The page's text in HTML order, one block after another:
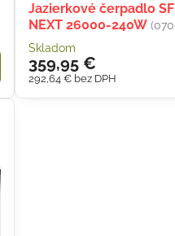
Jazierkové čerpadlo SF
NEXT 26000-240W
Skladom
359,95 €
292,64 € bez DPH